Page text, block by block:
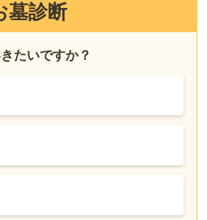
墓診断
たいですか？